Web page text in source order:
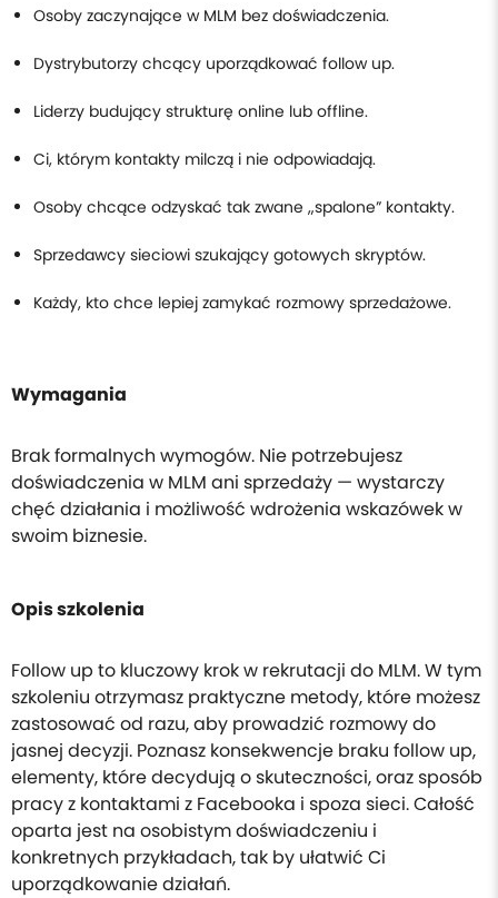
Osoby zaczynające w MLM bez doświadczenia.
Dystrybutorzy chcący uporządkować follow up.
Liderzy budujący strukturę online lub offline.
Ci, którym kontakty milczą i nie odpowiadają.
Osoby chcące odzyskać tak zwane „spalone” kontakty.
Sprzedawcy sieciowi szukający gotowych skryptów.
Każdy, kto chce lepiej zamykać rozmowy sprzedażowe.
Wymagania
Brak formalnych wymogów. Nie potrzebujesz
doświadczenia w MLM ani sprzedaży — wystarczy
chęć działania i możliwość wdrożenia wskazówek w
swoim biznesie.
Opis szkolenia
Follow up to kluczowy krok w rekrutacji do MLM. W tym
szkoleniu otrzymasz praktyczne metody, które możesz
zastosować od razu, aby prowadzić rozmowy do
jasnej decyzji. Poznasz konsekwencje braku follow up,
elementy, które decydują o skuteczności, oraz sposób
pracy z kontaktami z Facebooka i spoza sieci. Całość
oparta jest na osobistym doświadczeniu i
konkretnych przykładach, tak by ułatwić Ci
uporządkowanie działań.